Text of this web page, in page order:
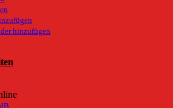
hinzufügen